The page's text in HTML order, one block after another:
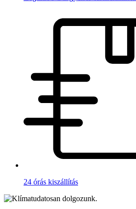
24 órás kiszállítás